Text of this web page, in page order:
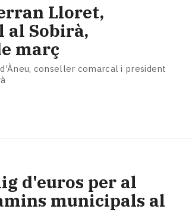
Lloret,
al Sobirà,
març
conseller comarcal i president
d'euros per al
municipals al